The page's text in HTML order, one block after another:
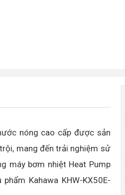
nóng cao cấp được sản
mang đến trải nghiệm sử
máy bơm nhiệt Heat Pump
Kahawa KHW-KX50E-